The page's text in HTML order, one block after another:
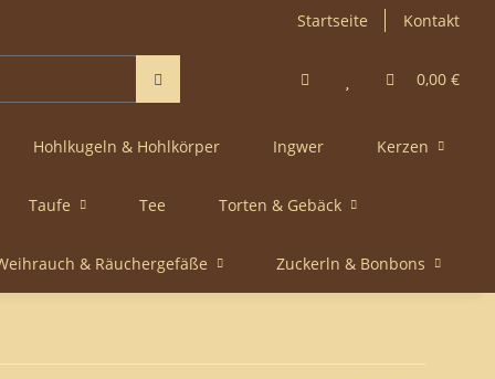
Startseite Kontakt
0,00 €
Hohlkugeln & Hohlkörper Ingwer Kerzen
Taufe Tee Torten & Gebäck
& Räuchergefäße Zuckerln & Bonbons